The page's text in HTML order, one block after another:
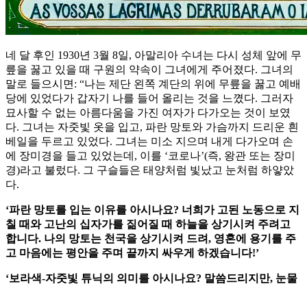
네 달 후인 1930년 3월 8일, 아말리아 수녀는 다시 성체 앞에 무
릎을 꿇고 있을 때 구원의 약속이 그녀에게 주어졌다. 그녀의
말로 들으시면: “나는 제단 왼쪽 계단의 위에 무릎을 꿇고 예배
당에 있었다가 갑자기 나를 들어 올리는 것을 느꼈다. 그러자
묘사할 수 없는 아름다움을 가진 여자가 다가오는 것이 보였
다. 그녀는 자줏빛 옷을 입고, 파란 망토와 가슴까지 드리운 흰
베일을 두르고 있었다. 그녀는 미소 지으며 내게 다가오며 손
에 장미경을 들고 있었는데, 이를 ‘코로나’(즉, 왕관 또는 장미
경)라고 불렀다. 그 구슬들은 태양처럼 빛났고 눈처럼 하얗았
다.
‘파란 망토를 입는 이유를 아시나요? 너희가 고된 노동으로 지
칠 때와 고난의 십자가를 짊어질 때 하늘을 상기시켜 주려고
합니다. 나의 망토는 천국을 상기시켜 드려, 영혼에 용기를 주
고 마음에는 평안을 주며 끝까지 싸우게 하겠습니다!’
‘보라색-자줏빛 튜닉의 의미를 아시나요? 말씀드리지만, 눈물